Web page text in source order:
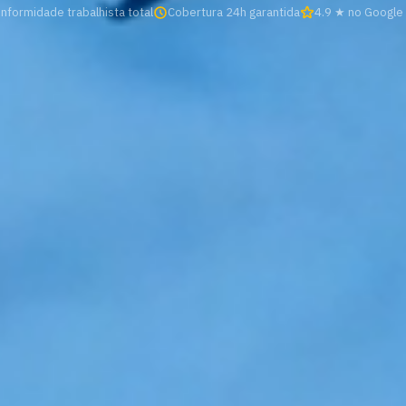
trabalhista total Cobertura 24h garantida 4.9 ★ no Google